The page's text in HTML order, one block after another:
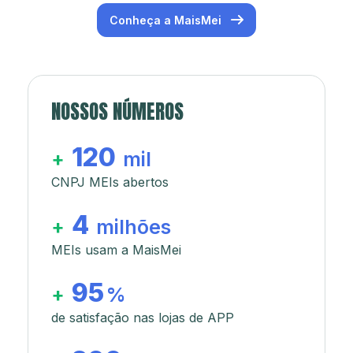
Conheça a MaisMei
NOSSOS NÚMEROS
+ 120 mil
CNPJ MEIs abertos
+ 4 milhões
MEIs usam a MaisMei
+ 95 %
de satisfação nas lojas de APP